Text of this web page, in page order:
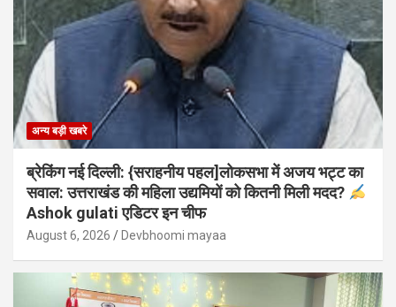
अन्य बड़ी खबरे
ब्रेकिंग नई दिल्ली: {सराहनीय पहल]लोकसभा में अजय भट्ट का
सवाल: उत्तराखंड की महिला उद्यमियों को कितनी मिली मदद?
Ashok gulati एडिटर इन चीफ
August 6, 2026 Devbhoomi mayaa